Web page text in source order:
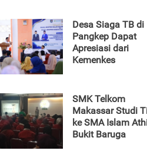
Desa Siaga TB di
Pangkep Dapat
Apresiasi dari
Kemenkes
SMK Telkom
Makassar Studi
ke SMA Islam
Bukit Baruga